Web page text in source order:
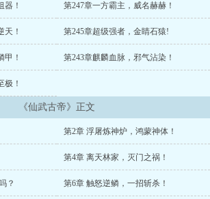
器！ 第247章一方霸主，威名赫赫！
天！ 第245章超级强者，金睛石猿!
甲！ 第243章麒麟血脉，邪气沾染！
极！
《仙武古帝》正文
第2章 浮屠炼神炉，鸿蒙神体！
第4章 离天林家，灭门之祸！
？ 第6章 触怒逆鳞，一招斩杀！